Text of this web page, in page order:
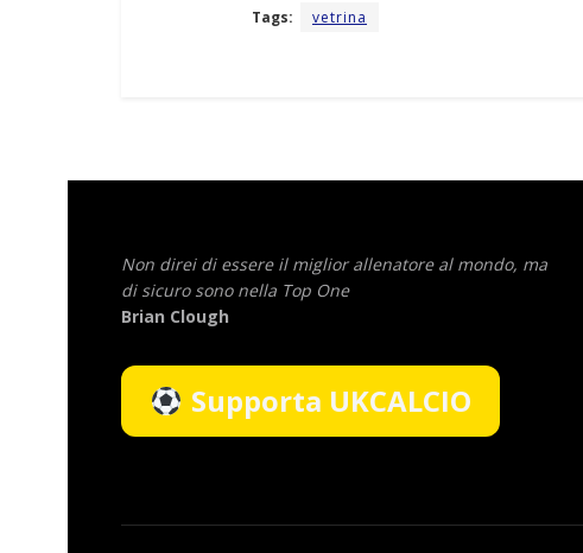
Tags: vetrina
Non direi di essere il miglior allenatore al mondo, ma
di sicuro sono nella Top One
Brian Clough
Supporta UKCALCIO